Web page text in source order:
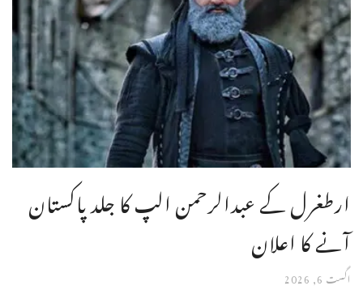
ارطغرل کے عبدالرحمن الپ کا جلد پاکستان
آنے کا اعلان
اگست 6, 2026